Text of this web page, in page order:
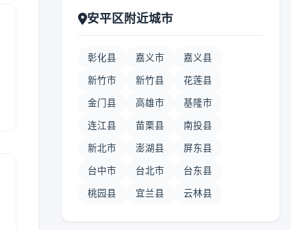
安平区附近城市
彰化县 嘉义市 嘉义县
新竹市 新竹县 花莲县
金门县 高雄市 基隆市
连江县 苗栗县 南投县
新北市 澎湖县 屏东县
台中市 台北市 台东县
桃园县 宜兰县 云林县